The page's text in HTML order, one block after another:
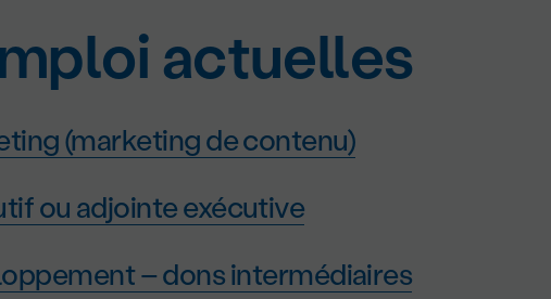
actuelles
(marketing de contenu)
ou adjointe exécutive
– dons intermédiaires